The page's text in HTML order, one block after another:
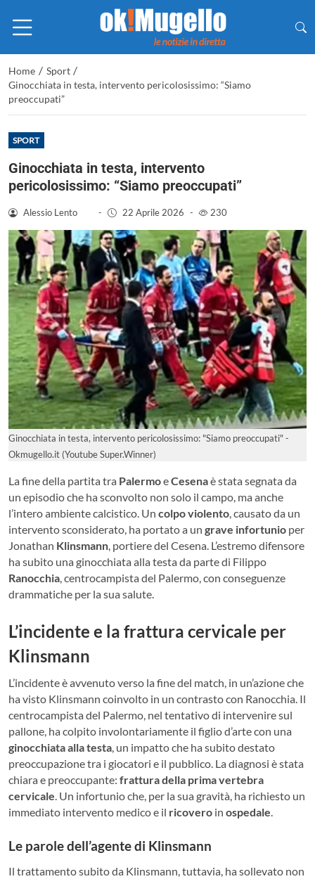
Home / Sport /
Ginocchiata in testa, intervento pericolosissimo: “Siamo
preoccupati”
SPORT
Ginocchiata in testa, intervento
pericolosissimo: “Siamo preoccupati”
Alessio Lento - 22 Aprile 2026 - 230
Ginocchiata in testa, intervento pericolosissimo: "Siamo preoccupati" -
Okmugello.it (Youtube Super.Winner)
La fine della partita tra PalermoeCesenaè stata segnata da
un episodio che ha sconvolto non solo il campo, ma anche
l’intero ambiente calcistico. Un colpo violento , causato da un
intervento sconsiderato, ha portato a un grave infortunio per
Jonathan Klinsmann , portiere del Cesena. L’estremo difensore
ha subito una ginocchiata alla testa da parte di Filippo
Ranocchia , centrocampista del Palermo, con conseguenze
drammatiche per la sua salute.
L’incidente e la frattura cervicale per
Klinsmann
L’incidente è avvenuto verso la fine del match, in un’azione che
ha visto Klinsmann coinvolto in un contrasto con Ranocchia. Il
centrocampista del Palermo, nel tentativo di intervenire sul
pallone, ha colpito involontariamente il figlio d’arte con una
ginocchiata alla testa, un impatto che ha subito destato
preoccupazione tra i giocatori e il pubblico. La diagnosi è stata
chiara e preoccupante: frattura della prima vertebra
cervicale. Un infortunio che, per la sua gravità, ha richiesto un
immediato intervento medico e il ricovero in ospedale.
Le parole dell’agente di Klinsmann
Il trattamento subito da Klinsmann, tuttavia, ha sollevato non